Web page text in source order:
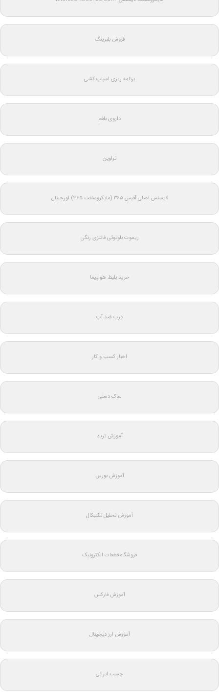
فروش بلبرینگ
برنامه ریزی اسباب کشی
داروی بلغم
تراوین
لایسنس اصلی آفیس ۳۶۵ (مایکروسافت ۳۶۵) اورجینال
ریموت بلوتوثی فانتزی رنگی
خرید بلیط هواپیما
درب ضد آب
اخبار کسب و کار
ساک دستی
آموزش ترید
آموزش بورس
آموزش تحلیل تکنیکال
فروشگاه قطعات الکترونیک
آموزش فارکس
آموزش ارز دیجیتال
چسب ایرانی